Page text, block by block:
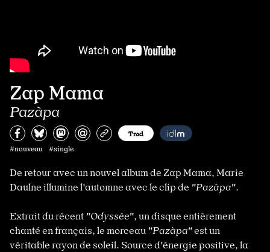
Zap Mama
Pazàpa
Partagez sur Facebook
Partager sur Bluesky
Partager sur Mastodon
Partagez par e-mail
Copiez l’url
Trad
#nouveau #single
De retour avec un nouvel album de Zap Mama, Marie
Daulne illumine l'automne avec le clip de "Pazàpa".
Extrait du récent "Odyssée", un disque entièrement
chanté en français, le morceau "Pazàpa"est un
véritable rayon de soleil. Source d'énergie positive, la